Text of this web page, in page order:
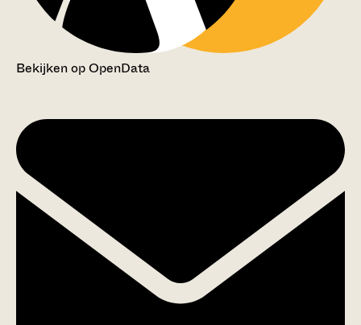
Bekijken op OpenData